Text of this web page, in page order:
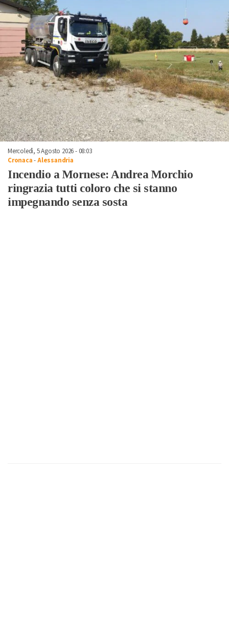
Mercoledì, 5 Agosto 2026 - 08:03
Cronaca-Alessandria
Incendio a Mornese: Andrea Morchio
ringrazia tutti coloro che si stanno
impegnando senza sosta